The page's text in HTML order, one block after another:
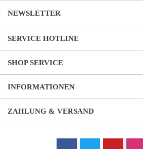
NEWSLETTER
SERVICE HOTLINE
SHOP SERVICE
INFORMATIONEN
ZAHLUNG & VERSAND